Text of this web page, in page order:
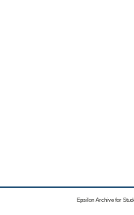
Epsilon Archive for